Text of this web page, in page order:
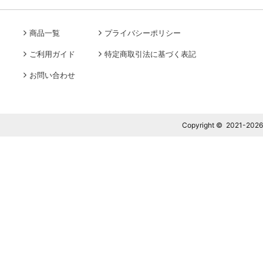
商品一覧
ご利用ガイド
お問い合わせ
プライバシーポリシー
特定商取引法に基づく表記
Copyright © 2021-2026